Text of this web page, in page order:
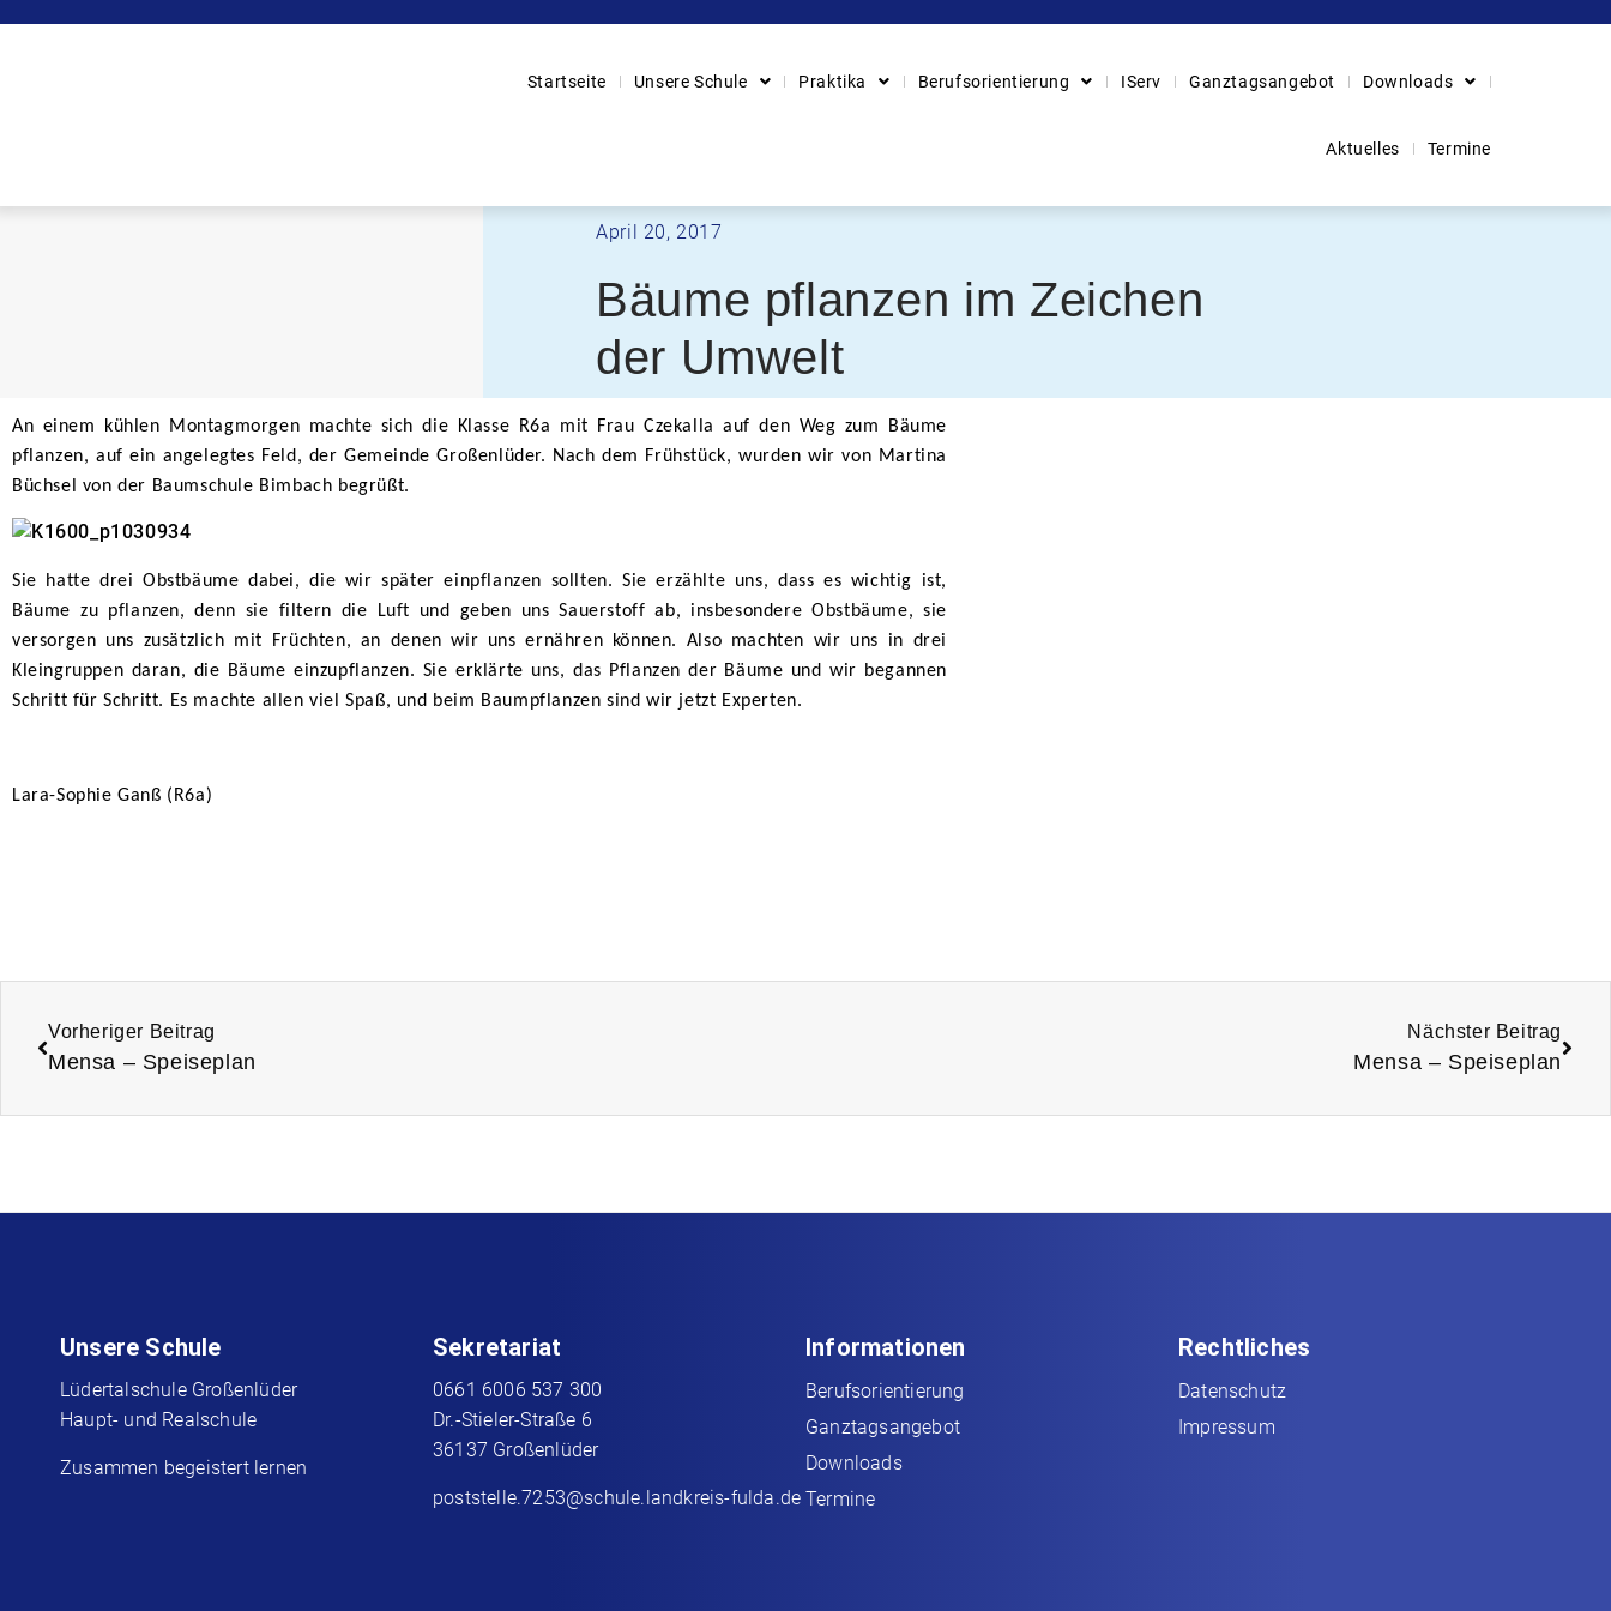
Startseite Unsere Schule Praktika Berufsorientierung IServ Ganztagsangebot Downloads
Aktuelles Termine
April 20, 2017
Bäume pflanzen im Zeichen
der Umwelt
An einem kühlen Montagmorgen machte sich die Klasse R6a mit Frau Czekalla auf den Weg zum Bäume
pflanzen, auf ein angelegtes Feld, der Gemeinde Großenlüder. Nach dem Frühstück, wurden wir von Martina
Büchsel von der Baumschule Bimbach begrüßt.
Sie hatte drei Obstbäume dabei, die wir später einpflanzen sollten. Sie erzählte uns, dass es wichtig ist,
Bäume zu pflanzen, denn sie filtern die Luft und geben uns Sauerstoff ab, insbesondere Obstbäume, sie
versorgen uns zusätzlich mit Früchten, an denen wir uns ernähren können. Also machten wir uns in drei
Kleingruppen daran, die Bäume einzupflanzen. Sie erklärte uns, das Pflanzen der Bäume und wir begannen
Schritt für Schritt. Es machte allen viel Spaß, und beim Baumpflanzen sind wir jetzt Experten.
Lara-Sophie Ganß (R6a)
Vorheriger Beitrag
Mensa – Speiseplan
Nächster Beitrag
Mensa – Speiseplan
Unsere Schule
Lüdertalschule Großenlüder
Haupt- und Realschule
Zusammen begeistert lernen
Sekretariat
0661 6006 537 300
Dr.-Stieler-Straße 6
36137 Großenlüder
poststelle.7253@schule.landkreis-fulda.de
Informationen
Berufsorientierung
Ganztagsangebot
Downloads
Termine
Rechtliches
Datenschutz
Impressum